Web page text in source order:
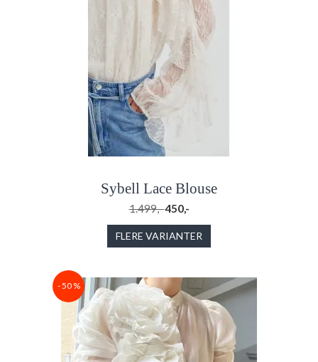
Sybell Lace Blouse
1.499,-450,-
FLERE VARIANTER
- 50 %